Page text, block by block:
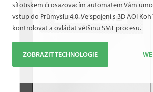
sítotiskem či osazovacím automatem Vám
vstup do Průmyslu 4.0. Ve spojení s 3D AOI
kontrolovat a ovládat většinu SMT procesu.
ZOBRAZIT TECHNOLOGIE